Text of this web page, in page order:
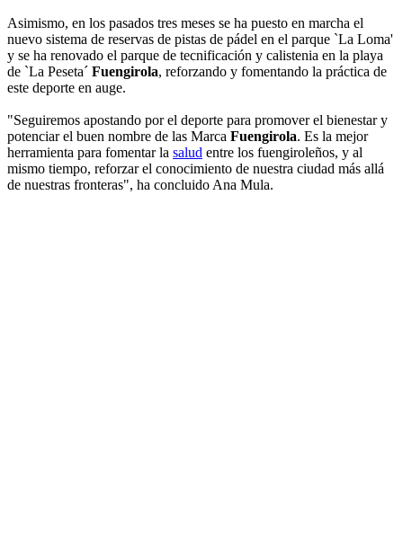
Asimismo, en los pasados tres meses se ha puesto en marcha el
nuevo sistema de reservas de pistas de pádel en el parque `La Loma'
y se ha renovado el parque de tecnificación y calistenia en la playa
de `La Peseta´ Fuengirola, reforzando y fomentando la práctica de
este deporte en auge.
"Seguiremos apostando por el deporte para promover el bienestar y
potenciar el buen nombre de las Marca Fuengirola. Es la mejor
herramienta para fomentar la salud entre los fuengiroleños, y al
mismo tiempo, reforzar el conocimiento de nuestra ciudad más allá
de nuestras fronteras", ha concluido Ana Mula.